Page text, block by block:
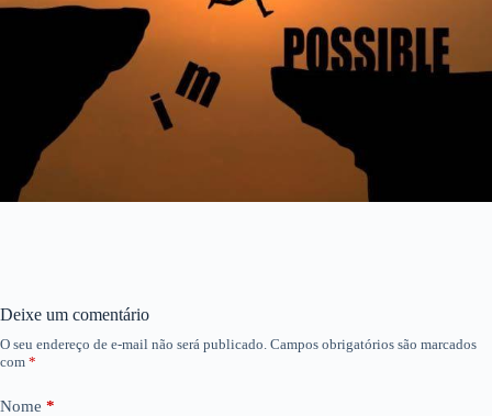
Deixe um comentário
O seu endereço de e-mail não será publicado. Campos obrigatórios são marcados
com *
Nome *